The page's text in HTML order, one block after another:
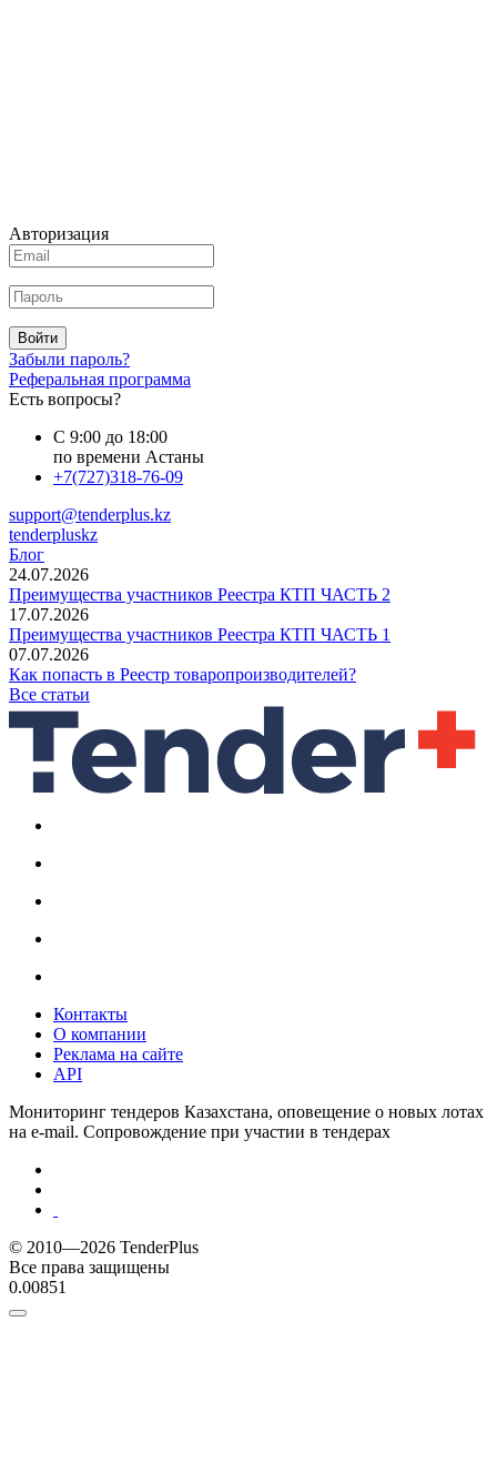
Авторизация
Войти
Забыли пароль?
Реферальная программа
Есть вопросы?
С 9:00 до 18:00
по времени Астаны
+7(727)318-76-09
support@tenderplus.kz
tenderpluskz
Блог
24.07.2026
Преимущества участников Реестра КТП ЧАСТЬ 2
17.07.2026
Преимущества участников Реестра КТП ЧАСТЬ 1
07.07.2026
Как попасть в Реестр товаропроизводителей?
Все статьи
Контакты
О компании
Реклама на сайте
API
Мониторинг тендеров Казахстана, оповещение о новых лотах
на e-mail. Сопровождение при участии в тендерах
© 2010—2026 TenderPlus
Все права защищены
0.00851